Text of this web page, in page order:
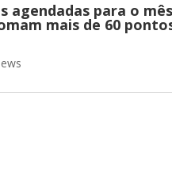
agendadas para o mês
mais de 60